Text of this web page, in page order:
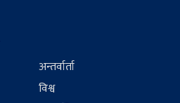
अन्तर्वार्ता
विश्व